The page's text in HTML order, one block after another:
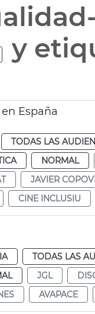
y
España
TODAS LAS
NORMAL
JAVIER COPOVÍ
CINE INCLUSIU
TODAS LAS
JGL
AVAPACE